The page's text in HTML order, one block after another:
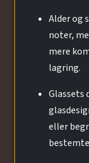
Alder og
noter,
mere
lagring.
Glassets
eller